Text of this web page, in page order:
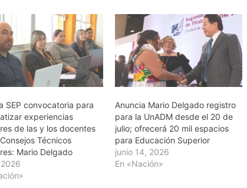
SEP convocatoria para
experiencias
de las y los docentes
Técnicos
Mario Delgado
Anuncia Mario Delgado registro
para la UnADM desde el 20 de
julio; ofrecerá 20 mil espacios
para Educación Superior
junio 14, 2026
En «Nación»